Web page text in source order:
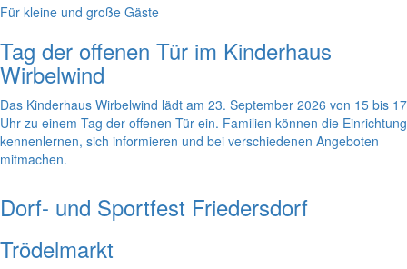
Für kleine und große Gäste
Tag der offenen Tür im Kinderhaus
Wirbelwind
Das Kinderhaus Wirbelwind lädt am 23. September 2026 von 15 bis 17
Uhr zu einem Tag der offenen Tür ein. Familien können die Einrichtung
kennenlernen, sich informieren und bei verschiedenen Angeboten
mitmachen.
Dorf- und Sportfest Friedersdorf
Trödelmarkt